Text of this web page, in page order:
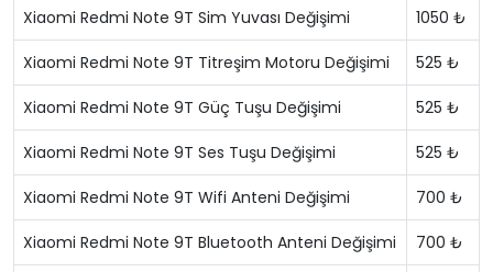
Xiaomi Redmi Note 9T Sim Yuvası Değişimi 1050 ₺
Xiaomi Redmi Note 9T Titreşim Motoru Değişimi 525 ₺
Xiaomi Redmi Note 9T Güç Tuşu Değişimi 525 ₺
Xiaomi Redmi Note 9T Ses Tuşu Değişimi 525 ₺
Xiaomi Redmi Note 9T Wifi Anteni Değişimi 700 ₺
Xiaomi Redmi Note 9T Bluetooth Anteni Değişimi 700 ₺